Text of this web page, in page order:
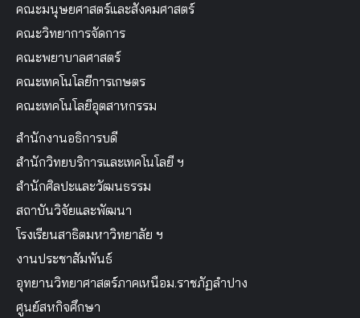
คณะมนุษยศาสตร์และสังคมศาสตร์
คณะวิทยาการจัดการ
คณะพยาบาลศาสตร์
คณะเทคโนโลยีการเกษตร
คณะเทคโนโลยีอุตสาหกรรม
สำนักงานอธิการบดี
สำนักวิทยบริการและเทคโนโลยี ฯ
สำนักศิลปะและวัฒนธรรม
สถาบันวิจัยและพัฒนา
โรงเรียนสาธิตมหาวิทยาลัย ฯ
งานประชาสัมพันธ์
อุทยานวิทยาศาสตร์ภาคเหนือม.ราชภัฏลำปาง
ศูนย์สหกิจศึกษา